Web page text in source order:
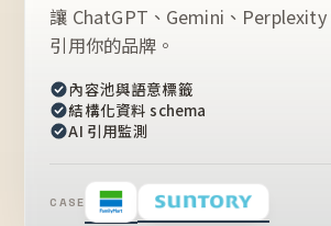
讓 ChatGPT、Gemini、Perplexity
引用你的品牌。
內容池與語意標籤
結構化資料 schema
AI 引用監測
CASE